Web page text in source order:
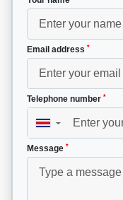
Email address *
Telephone number *
▼
Message *